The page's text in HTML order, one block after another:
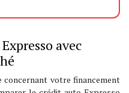
avec
concernant votre financement